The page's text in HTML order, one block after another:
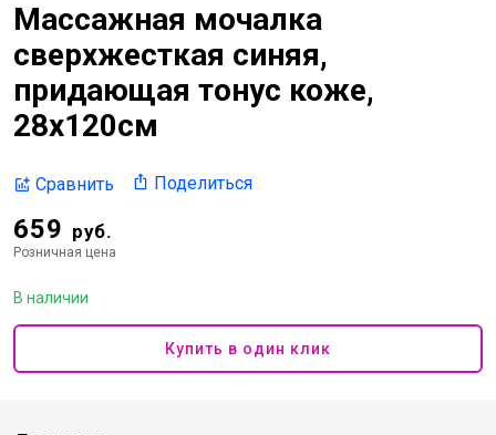
Массажная мочалка
сверхжесткая синяя,
придающая тонус коже,
28х120см
Сравнить Поделиться
659 руб.
Розничная цена
В наличии
Купить в один клик